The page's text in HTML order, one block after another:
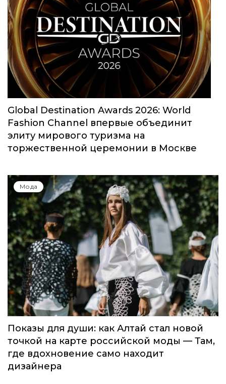
Global Destination Awards 2026: World
Fashion Channel впервые объединит
элиту мирового туризма на
торжественной церемонии в Москве
Мода
Показы для души: как Алтай стал новой
точкой на карте российской моды — Там,
где вдохновение само находит
дизайнера